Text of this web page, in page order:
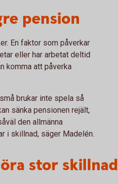
pension
En faktor som påverkar
eller har arbetat deltid
komma att påverka
brukar inte spela så
sänka pensionen rejält,
den allmänna
i skillnad, säger Madelén.
stor skillnad